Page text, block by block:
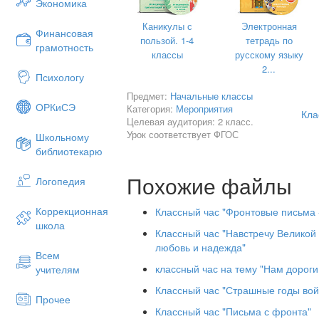
Экономика
Финансовая
грамотность
Психологу
ОРКиСЭ
Школьному
библиотекарю
Логопедия
Коррекционная
школа
Всем
учителям
Прочее
3) воспитывать в детях любовь к
памяти воинов, сражавшихся за
Оборудование и материалы:
презентация, выполненная в
парте тетрадный лист и ручка.
Ход
Слайд 1. Перед началом классного
Вступительное слово.
9 мая наша страна отмечает
радостным праздником в году,
её свободу и счастье.
В этом году это особенный
фашистской Германией.
Каникулы с
пользой. 1-4
классы
Электронная
тетрадь по
русскому языку
2...
Предмет: Начальные классы
Категория: Мероприятия
Целевая аудитория: 2 класс.
Урок соответствует ФГОС
Похожие файлы
Классный час "Фронтовые письма
Классный час "Навстречу
любовь и надежда"
классный час на тему "Нам
Классный час "Страшные годы
Классный час "Письма с фронта"